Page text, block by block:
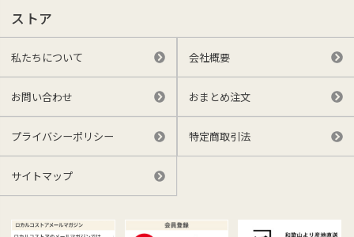
ストア
私たちについて 会社概要
お問い合わせ おまとめ注文
プライバシーポリシー 特定商取引法
サイトマップ